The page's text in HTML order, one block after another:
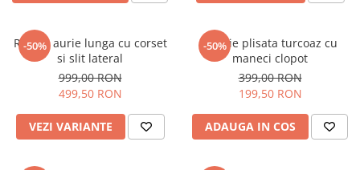
-50%
Rochie aurie lunga cu corset
si slit lateral
999,00 RON
499,50 RON
VEZI VARIANTE
-50%
Rochie plisata turcoaz cu
maneci clopot
399,00 RON
199,50 RON
ADAUGA IN COS